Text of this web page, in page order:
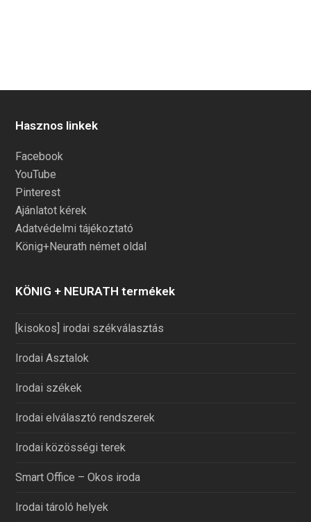
Hasznos linkek
Facebook
YouTube
Pinterest
Ajánlatot kérek
Adatvédelmi tájékoztató
König+Neurath német oldal
KÖNIG + NEURATH termékek
[kisokos] irodai székválasztás
Irodai Asztalok
Irodai székek
Irodai elválasztó rendszerek
Irodai közösségi terek
Smart Office – Okos iroda
Irodai tároló helyek